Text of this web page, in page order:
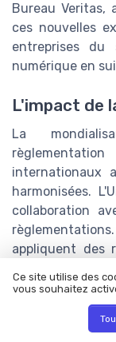
Bureau Veritas,
ces nouvelles
entreprises du
numérique en
L'impact de
La
internationaux
harmonisées.
collaboration
appliquent des
facilitant les
Ce site utilise des
vous souhaitez